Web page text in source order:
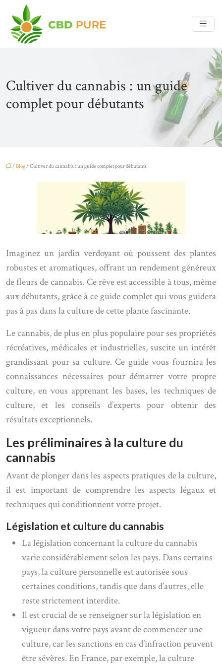
Cultiver du cannabis : un guide
complet pour débutants
/ Blog/ Cultiver du cannabis : un guide complet pour débutants
Imaginez un jardin verdoyant où poussent des plantes
robustes et aromatiques, offrant un rendement généreux
de fleurs de cannabis. Ce rêve est accessible à tous, même
aux débutants, grâce à ce guide complet qui vous guidera
pas à pas dans la culture de cette plante fascinante.
Le cannabis, de plus en plus populaire pour ses propriétés
récréatives, médicales et industrielles, suscite un intérêt
grandissant pour sa culture. Ce guide vous fournira les
connaissances nécessaires pour démarrer votre propre
culture, en vous apprenant les bases, les techniques de
culture, et les conseils d’experts pour obtenir des
résultats exceptionnels.
Les préliminaires à la culture du
cannabis
Avant de plonger dans les aspects pratiques de la culture,
il est important de comprendre les aspects légaux et
techniques qui conditionnent votre projet.
Législation et culture du cannabis
La législation concernant la culture du cannabis
varie considérablement selon les pays. Dans certains
pays, la culture personnelle est autorisée sous
certaines conditions, tandis que dans d’autres, elle
reste strictement interdite.
Il est crucial de se renseigner sur la législation en
vigueur dans votre pays avant de commencer une
culture, car les sanctions en cas d’infraction peuvent
être sévères. En France, par exemple, la culture